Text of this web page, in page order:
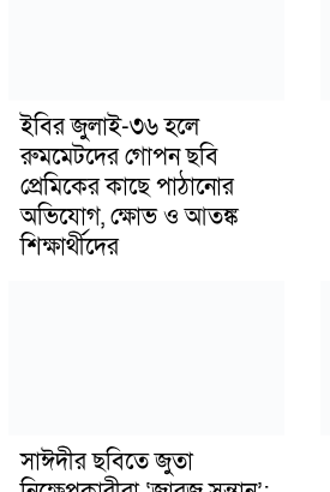
ইবির জুলাই-৩৬ হলে
রুমমেটদের গোপন ছবি
প্রেমিকের কাছে পাঠানোর
অভিযোগ, ক্ষোভ ও আতঙ্ক
শিক্ষার্থীদের
সাঈদীর ছবিতে জুতা